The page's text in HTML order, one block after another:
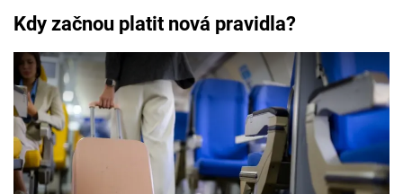
Kdy začnou platit nová pravidla?